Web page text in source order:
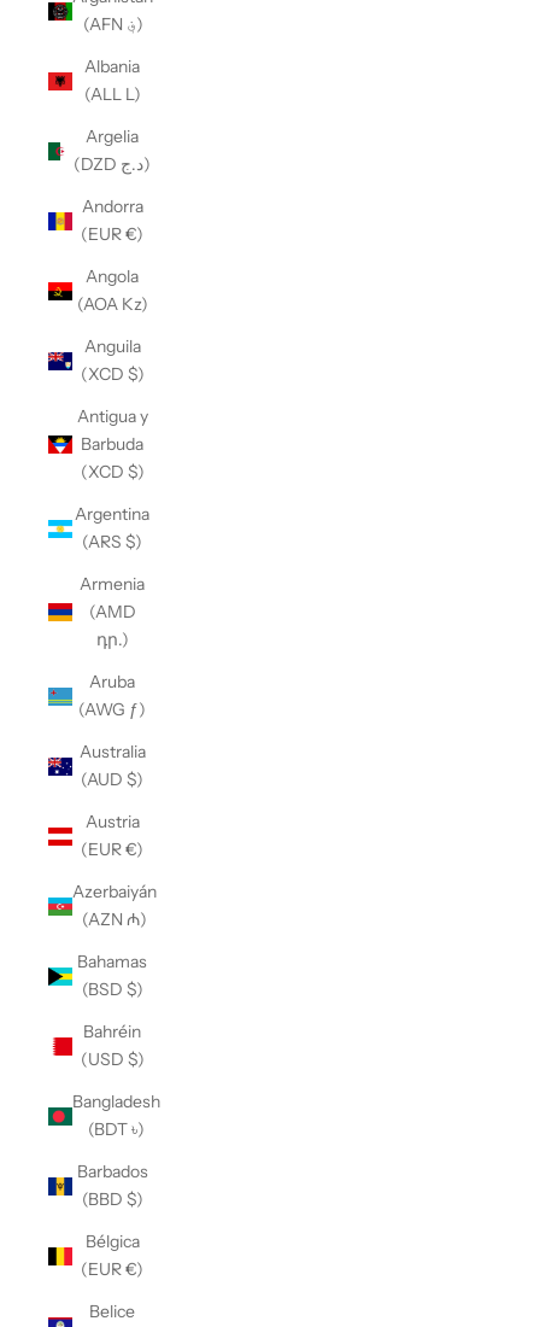
(AFN ؋)
Albania
(ALL L)
Argelia
(DZD د.ج)
Andorra
(EUR €)
Angola
(AOA Kz)
Anguila
(XCD $)
Antigua y
Barbuda
(XCD $)
Argentina
(ARS $)
Armenia
(AMD
դր.)
Aruba
(AWG ƒ)
Australia
(AUD $)
Austria
(EUR €)
Azerbaiyán
(AZN ₼)
Bahamas
(BSD $)
Bahréin
(USD $)
Bangladesh
(BDT ৳)
Barbados
(BBD $)
Bélgica
(EUR €)
Belice